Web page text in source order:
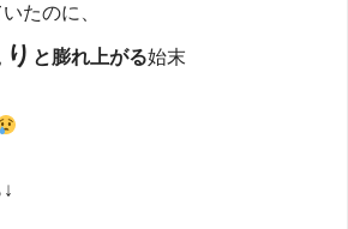
たのに、
と膨れ上がる始末